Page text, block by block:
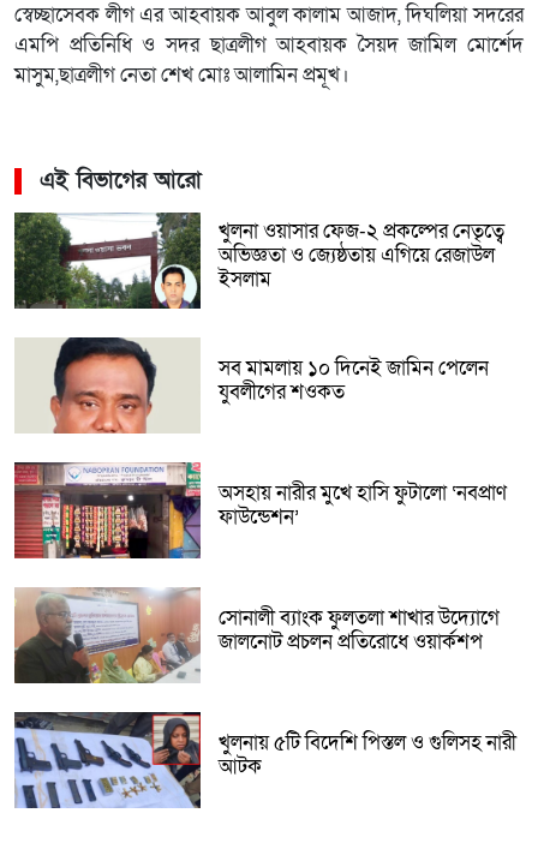
স্বেচ্ছাসেবক লীগ এর আহবায়ক আবুল কালাম আজাদ, দিঘলিয়া সদরের
এমপি প্রতিনিধি ও সদর ছাত্রলীগ আহবায়ক সৈয়দ জামিল মোর্শেদ
মাসুম,ছাত্রলীগ নেতা শেখ মোঃ আলামিন প্রমূখ।
এই বিভাগের আরো
খুলনা ওয়াসার ফেজ-২ প্রকল্পের নেতৃত্বে
অভিজ্ঞতা ও জ্যেষ্ঠতায় এগিয়ে রেজাউল
ইসলাম
সব মামলায় ১০ দিনেই জামিন পেলেন
যুবলীগের শওকত
অসহায় নারীর মুখে হাসি ফুটালো ‘নবপ্রাণ
ফাউন্ডেশন’
সোনালী ব্যাংক ফুলতলা শাখার উদ্যোগে
জালনোট প্রচলন প্রতিরোধে ওয়ার্কশপ
খুলনায় ৫টি বিদেশি পিস্তল ও গুলিসহ নারী
আটক